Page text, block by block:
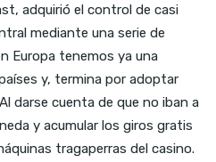
adquirió el control de casi
mediante una serie de
Europa tenemos ya una
y, termina por adoptar
darse cuenta de que no iban a
y acumular los giros gratis
tragaperras del casino.